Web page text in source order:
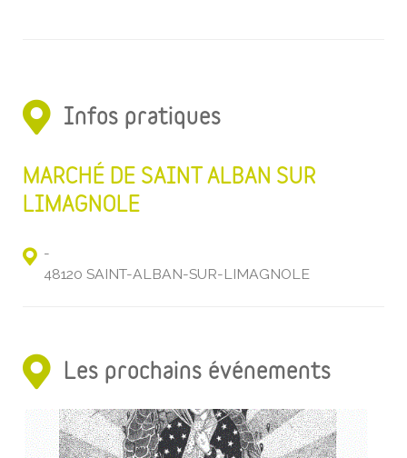
Infos pratiques
MARCHÉ DE SAINT ALBAN SUR
LIMAGNOLE
-
48120 SAINT-ALBAN-SUR-LIMAGNOLE
Les prochains événements